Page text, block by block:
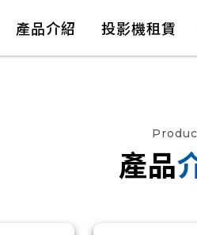
產品介紹 投影機租賃
產品